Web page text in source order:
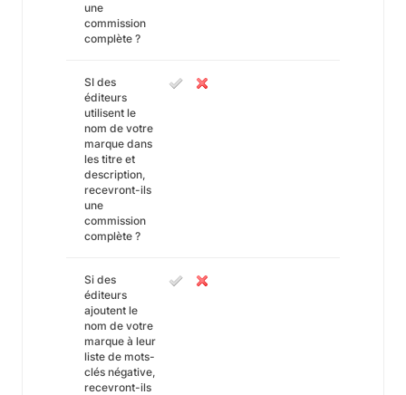
une
commission
complète ?
SI des
éditeurs
utilisent le
nom de votre
marque dans
les titre et
description,
recevront-ils
une
commission
complète ?
Si des
éditeurs
ajoutent le
nom de votre
marque à leur
liste de mots-
clés négative,
recevront-ils